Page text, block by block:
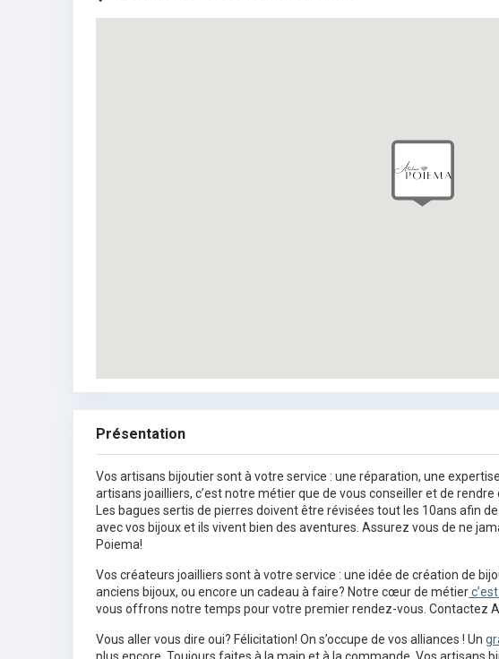
Présentation
Vos artisans bijoutier sont à votre service : une réparation, une
artisans joailliers, c’est notre métier que de vous conseiller et de
Les bagues sertis de pierres doivent être révisées tout les 10ans afin
avec vos bijoux et ils vivent bien des aventures. Assurez vous de ne
Poiema!
Vos créateurs joailliers sont à votre service : une idée de création de
anciens bijoux, ou encore un cadeau à faire? Notre cœur de métier
vous offrons notre temps pour votre premier rendez-vous. Contactez
Vous aller vous dire oui? Félicitation! On s’occupe de vos alliances ! Un